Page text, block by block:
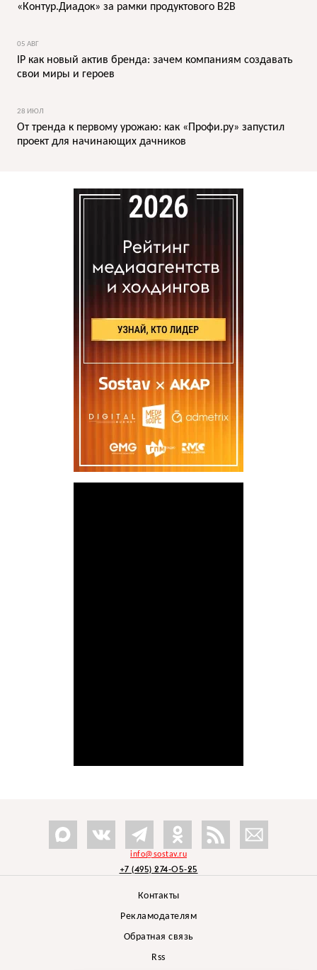
«Контур.Диадок» за рамки продуктового B2B
05 АВГ
IP как новый актив бренда: зачем компаниям создавать
свои миры и героев
28 ИЮЛ
От тренда к первому урожаю: как «Профи.ру» запустил
проект для начинающих дачников
info@sostav.ru
+7 (495) 274-05-25
Контакты
Рекламодателям
Обратная связь
Rss